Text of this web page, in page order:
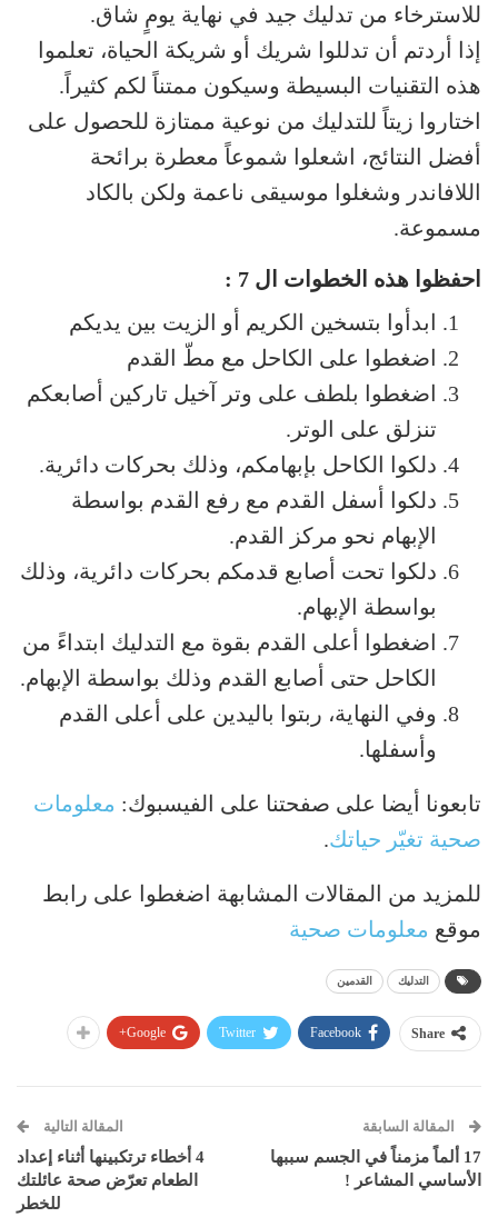
للاسترخاء من تدليك جيد في نهاية يومٍ شاق.
إذا أردتم أن تدللوا شريك أو شريكة الحياة، تعلموا
هذه التقنيات البسيطة وسيكون ممتناً لكم كثيراً.
اختاروا زيتاً للتدليك من نوعية ممتازة للحصول على
أفضل النتائج، اشعلوا شموعاً معطرة برائحة
اللافاندر وشغلوا موسيقى ناعمة ولكن بالكاد
مسموعة.
احفظوا هذه الخطوات ال 7 :
ابدأوا بتسخين الكريم أو الزيت بين يديكم
اضغطوا على الكاحل مع مطّ القدم
اضغطوا بلطف على وتر آخيل تاركين أصابعكم
تنزلق على الوتر.
دلكوا الكاحل بإبهامكم، وذلك بحركات دائرية.
دلكوا أسفل القدم مع رفع القدم بواسطة
الإبهام نحو مركز القدم.
دلكوا تحت أصابع قدمكم بحركات دائرية، وذلك
بواسطة الإبهام.
اضغطوا أعلى القدم بقوة مع التدليك ابتداءً من
الكاحل حتى أصابع القدم وذلك بواسطة الإبهام.
وفي النهاية، ربتوا باليدين على أعلى القدم
وأسفلها.
تابعونا أيضا على صفحتنا على الفيسبوك: معلومات
صحية تغيّر حياتك.
للمزيد من المقالات المشابهة اضغطوا على رابط
موقع معلومات صحية
التدليك القدمين
Share
Facebook
Twitter
Google+
المقالة السابقة
17 ألماً مزمناً في الجسم سببها
الأساسي المشاعر !
المقالة التالية
4 أخطاء ترتكبينها أثناء إعداد
الطعام تعرّض صحة عائلتك
للخطر